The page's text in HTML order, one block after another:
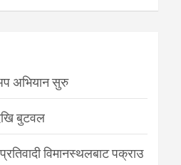
अभियान सुरु
बुटवल
विमानस्थलबाट पक्राउ